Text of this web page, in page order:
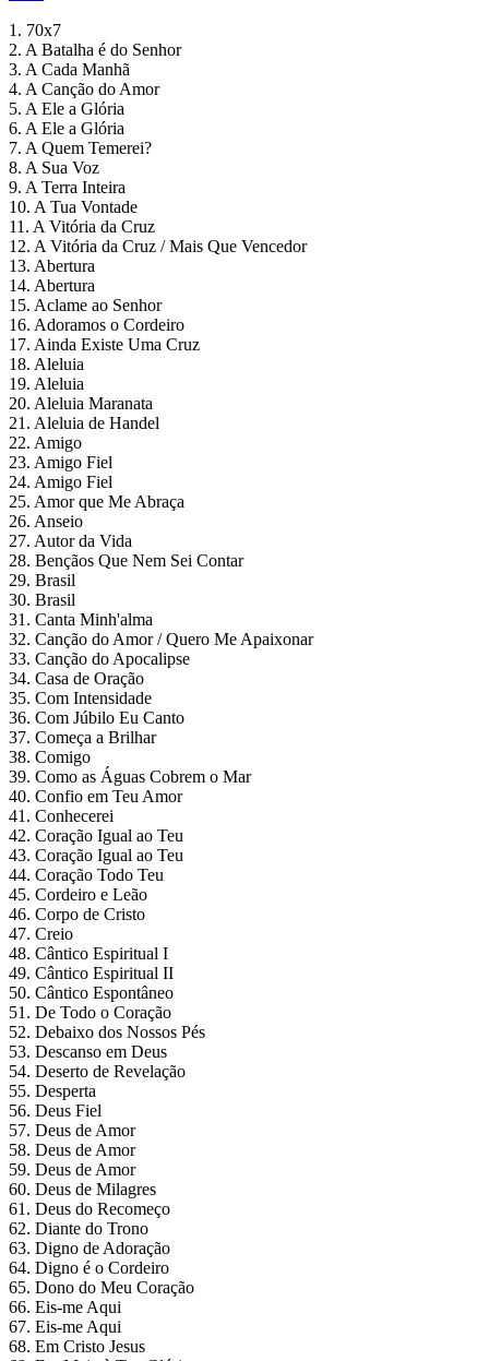
1. 70x7
2. A Batalha é do Senhor
3. A Cada Manhã
4. A Canção do Amor
5. A Ele a Glória
6. A Ele a Glória
7. A Quem Temerei?
8. A Sua Voz
9. A Terra Inteira
10. A Tua Vontade
11. A Vitória da Cruz
12. A Vitória da Cruz / Mais Que Vencedor
13. Abertura
14. Abertura
15. Aclame ao Senhor
16. Adoramos o Cordeiro
17. Ainda Existe Uma Cruz
18. Aleluia
19. Aleluia
20. Aleluia Maranata
21. Aleluia de Handel
22. Amigo
23. Amigo Fiel
24. Amigo Fiel
25. Amor que Me Abraça
26. Anseio
27. Autor da Vida
28. Bençãos Que Nem Sei Contar
29. Brasil
30. Brasil
31. Canta Minh'alma
32. Canção do Amor / Quero Me Apaixonar
33. Canção do Apocalipse
34. Casa de Oração
35. Com Intensidade
36. Com Júbilo Eu Canto
37. Começa a Brilhar
38. Comigo
39. Como as Águas Cobrem o Mar
40. Confio em Teu Amor
41. Conhecerei
42. Coração Igual ao Teu
43. Coração Igual ao Teu
44. Coração Todo Teu
45. Cordeiro e Leão
46. Corpo de Cristo
47. Creio
48. Cântico Espiritual I
49. Cântico Espiritual II
50. Cântico Espontâneo
51. De Todo o Coração
52. Debaixo dos Nossos Pés
53. Descanso em Deus
54. Deserto de Revelação
55. Desperta
56. Deus Fiel
57. Deus de Amor
58. Deus de Amor
59. Deus de Amor
60. Deus de Milagres
61. Deus do Recomeço
62. Diante do Trono
63. Digno de Adoração
64. Digno é o Cordeiro
65. Dono do Meu Coração
66. Eis-me Aqui
67. Eis-me Aqui
68. Em Cristo Jesus